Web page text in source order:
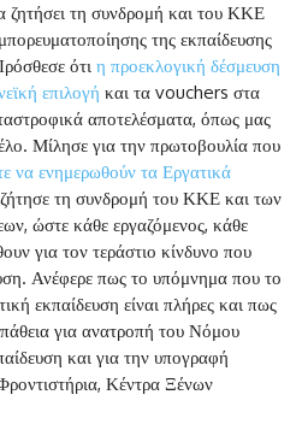
ζητήσει τη συνδρομή και του ΚΚΕ
της εκπαίδευσης
ότι η προεκλογική δέσμευση
επιλογή και τα vouchers στα
αποτελέσματα, όπως μας
Μίλησε για την πρωτοβουλία που
να ενημερωθούν τα Εργατικά
τη συνδρομή του ΚΚΕ και των
ώστε κάθε εργαζόμενος, κάθε
για τον τεράστιο κίνδυνο που
Ανέφερε πως το υπόμνημα που το
εκπαίδευση είναι πλήρες και πως
για ανατροπή του Νόμου
και για την υπογραφή
Κέντρα Ξένων